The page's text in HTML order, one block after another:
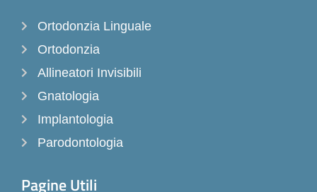
o
k
-
f
r
a
m
Ortodonzia Linguale
Ortodonzia
Allineatori Invisibili
Gnatologia
Implantologia
Parodontologia
Pagine Utili